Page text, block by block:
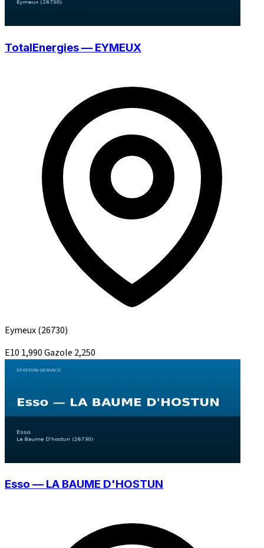
TotalEnergies — EYMEUX
Eymeux(26730)
E10 1,990Gazole 2,250
Esso — LA BAUME D'HOSTUN